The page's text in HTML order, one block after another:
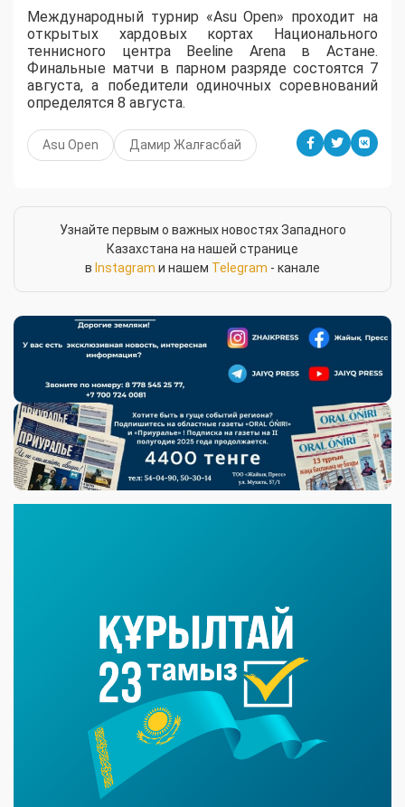
Международный турнир «Asu Open» проходит на
открытых хардовых кортах Национального
теннисного центра Beeline Arena в Астане.
Финальные матчи в парном разряде состоятся 7
августа, а победители одиночных соревнований
определятся 8 августа.
Asu Open Дамир Жалғасбай
Узнайте первым о важных новостях Западного
Казахстана на нашей странице
в Instagram и нашем Telegram - канале